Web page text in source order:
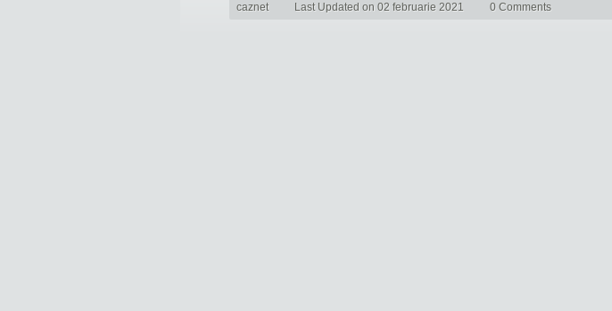
caznet Last Updated on 02 februarie 2021 0 Comments